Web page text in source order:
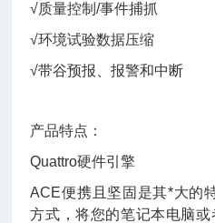
√质量控制/事件捕抓
√环境试验数据压缩
√带谷预报、报警和中断
产品特点：
Quattro硬件引擎
ACE便携且坚固是其*大的
方式，将您的笔记本电脑